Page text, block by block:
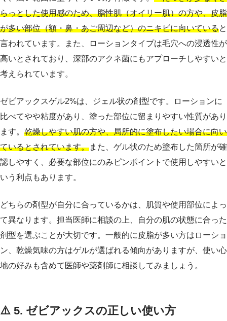
らっとした使用感のため、脂性肌（オイリー肌）の方や、皮脂
が多い部位（額・鼻・あご周辺など）のニキビに向いていると
言われています。また、ローションタイプは毛穴への浸透性が
高いとされており、深部のアクネ菌にもアプローチしやすいと
考えられています。
ゼビアックスゲル2%は、ジェル状の剤型です。ローションに
比べてやや粘度があり、塗った部位に留まりやすい性質があり
ます。 乾燥しやすい肌の方や、局所的に塗布したい場合に向い
ているとされています。また、ゲル状のため塗布した箇所が確
認しやすく、必要な部位にのみピンポイントで使用しやすいと
いう利点もあります。
どちらの剤型が自分に合っているかは、肌質や使用部位によっ
て異なります。担当医師に相談の上、自分の肌の状態に合った
剤型を選ぶことが大切です。一般的に皮脂が多い方はローショ
ン、乾燥気味の方はゲルが選ばれる傾向がありますが、使い心
地の好みも含めて医師や薬剤師に相談してみましょう。
⚠️ 5. ゼビアックスの正しい使い方